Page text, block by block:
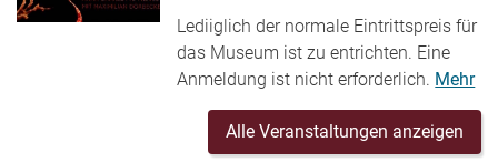
Lediiglich der normale Eintrittspreis für
das Museum ist zu entrichten. Eine
Anmeldung ist nicht erforderlich. Mehr
Alle Veranstaltungen anzeigen